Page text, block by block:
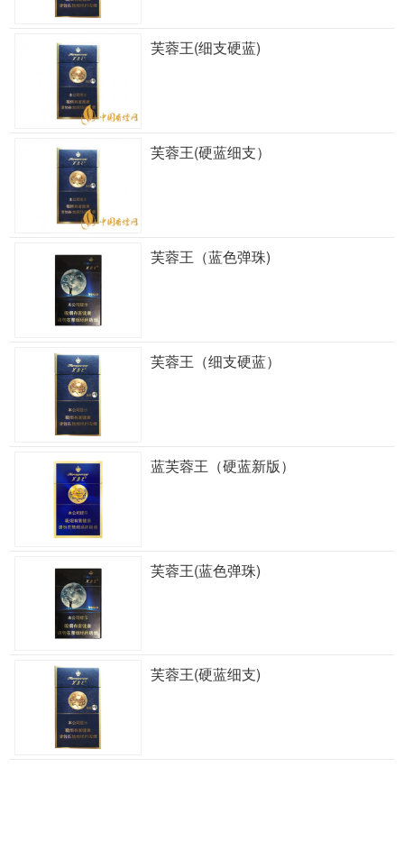
芙蓉王(细支硬蓝)
芙蓉王(硬蓝细支）
芙蓉王（蓝色弹珠)
芙蓉王（细支硬蓝）
蓝芙蓉王（硬蓝新版）
芙蓉王(蓝色弹珠)
芙蓉王(硬蓝细支)